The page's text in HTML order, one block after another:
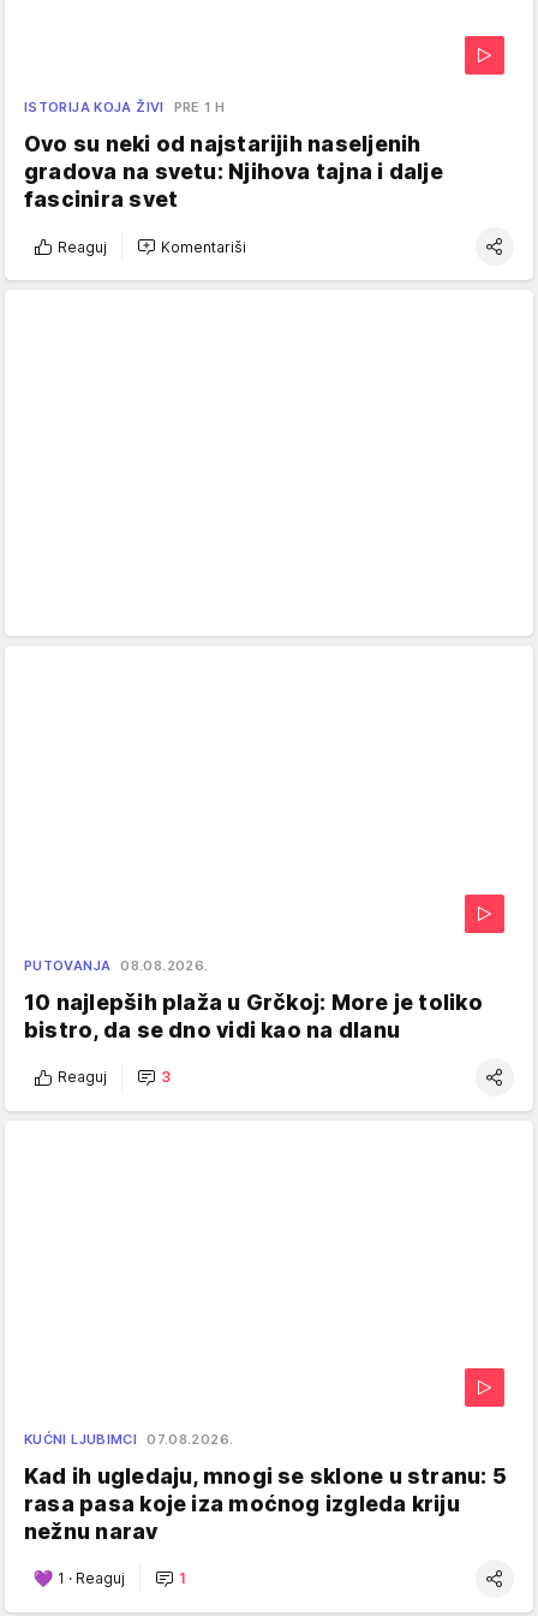
ISTORIJA KOJA ŽIVI PRE 1 H
Ovo su neki od najstarijih naseljenih
gradova na svetu: Njihova tajna i dalje
fascinira svet
Reaguj Komentariši
PUTOVANJA 08.08.2026.
10 najlepših plaža u Grčkoj: More je toliko
bistro, da se dno vidi kao na dlanu
Reaguj 3
KUĆNI LJUBIMCI 07.08.2026.
Kad ih ugledaju, mnogi se sklone u stranu: 5
rasa pasa koje iza moćnog izgleda kriju
nežnu narav
1 · Reaguj 1